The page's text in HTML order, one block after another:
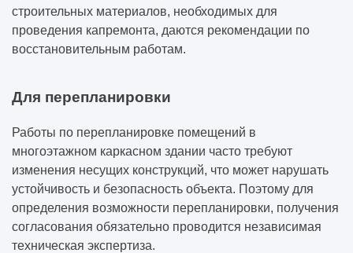
строительных материалов, необходимых для
проведения капремонта, даются рекомендации по
восстановительным работам.
Для перепланировки
Работы по перепланировке помещений в
многоэтажном каркасном здании часто требуют
изменения несущих конструкций, что может нарушать
устойчивость и безопасность объекта. Поэтому для
определения возможности перепланировки, получения
согласования обязательно проводится независимая
техническая экспертиза.